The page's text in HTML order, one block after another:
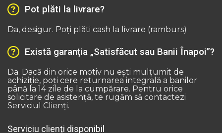
Pot plăti la livrare?
Da, desigur. Poți plăti cash la livrare (ramburs)
Există garanția „Satisfăcut sau Banii Înapoi”?
Da. Dacă din orice motiv nu ești mulțumit de
achiziție, poți cere returnarea integrală a banilor
până la 14 zile de la cumpărare. Pentru orice
solicitare de asistență, te rugăm să contactezi
Serviciul Clienți.
Serviciu clienți disponibil